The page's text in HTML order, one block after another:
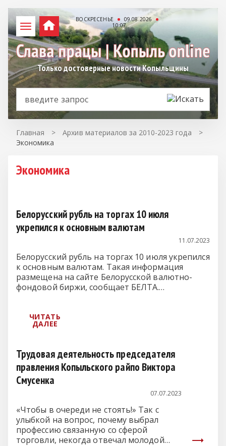
ВОСКРЕСЕНЬЕ
09.08.2026
10:07
Только достоверные новости Копыльщины
Главная > Архив материалов за 2010-2023 года
>
Экономика
Экономика
Белорусский рубль на торгах 10 июля
укрепился к основным валютам
11.07.2023
Белорусский рубль на торгах 10 июля укрепился
к основным валютам. Такая информация
размещена на сайте Белорусской валютно-
фондовой биржи, сообщает БЕЛТА.…
Трудовая деятельность председателя
правления Копыльского райпо Виктора
Смусенка
07.07.2023
«Чтобы в очереди не стоять!» Так с
улыбкой на вопрос, почему выбрал
профессию связанную со сферой
торговли, некогда отвечал молодой…